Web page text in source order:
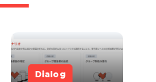
Dialog